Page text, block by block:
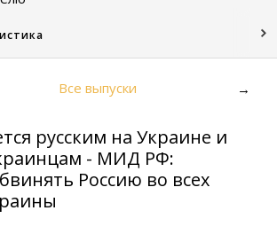
Все выпуски →
русским на Украине и
- МИД РФ:
Россию во всех